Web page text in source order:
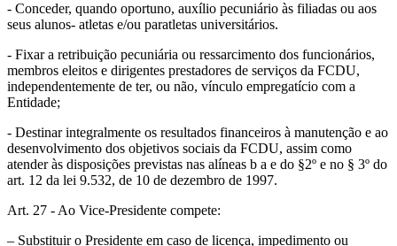
- Conceder, quando oportuno, auxílio pecuniário às filiadas ou aos
seus alunos- atletas e/ou paratletas universitários.
- Fixar a retribuição pecuniária ou ressarcimento dos funcionários,
membros eleitos e dirigentes prestadores de serviços da FCDU,
independentemente de ter, ou não, vínculo empregatício com a
Entidade;
- Destinar integralmente os resultados financeiros à manutenção e ao
desenvolvimento dos objetivos sociais da FCDU, assim como
atender às disposições previstas nas alíneas b a e do §2º e no § 3º do
art. 12 da lei 9.532, de 10 de dezembro de 1997.
Art. 27 - Ao Vice-Presidente compete:
– Substituir o Presidente em caso de licença, impedimento ou